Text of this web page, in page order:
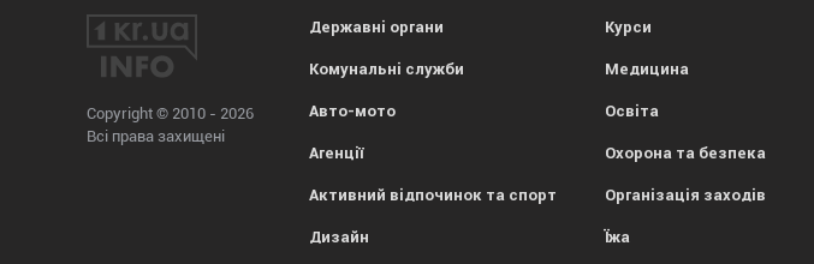
Copyright © 2010 - 2026
Всі права захищені
Державні органи
Комунальні служби
Авто-мото
Агенції
Активний відпочинок та спорт
Дизайн
Курси
Медицина
Освіта
Охорона та безпека
Організація заходів
Їжа